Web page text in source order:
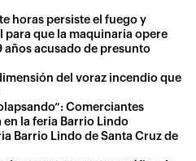
horas persiste el fuego y
para que la maquinaria opere
años acusado de presunto
del voraz incendio que
Comerciantes
la feria Barrio Lindo
Barrio Lindo de Santa Cruz de